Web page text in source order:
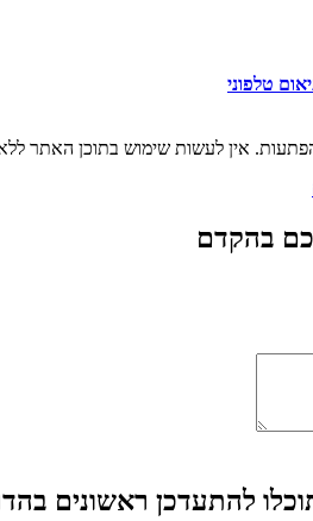
טלפוני
בהקדם
להתעדכן ראשונים